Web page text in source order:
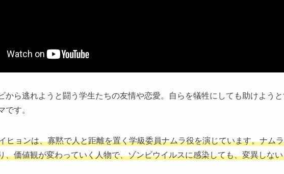
から逃れようと闘う学生たちの友情や恋愛。自らを犠牲にしても助けよう
です。
ヒョンは、寡黙で人と距離を置く学級委員ナムラ役を演じています。ナム
、価値観が変わっていく人物で、ゾンビウイルスに感染しても、変異しな